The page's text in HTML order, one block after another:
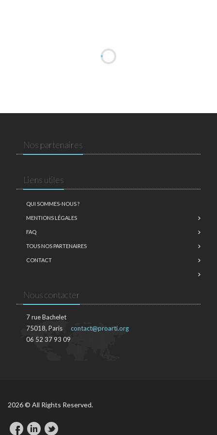
Nos partenaires
Liens utiles
QUI SOMMES-NOUS ?
MENTIONS LÉGALES
FAQ
TOUS NOS PARTENAIRES
CONTACT
Nous contacter
7 rue Bachelet
75018, Paris
06 52 37 93 09
contact@proarti.org
2026 © All Rights Reserved.